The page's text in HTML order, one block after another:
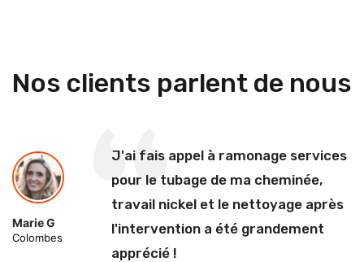
Nos clients parlent de nous
Marie G
Colombes
J'ai fais appel à ramonage services
pour le tubage de ma cheminée,
travail nickel et le nettoyage après
l'intervention a été grandement
apprécié !